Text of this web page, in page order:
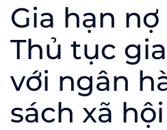
Gia hạn
Thủ tục
với ngân
sách xã hội